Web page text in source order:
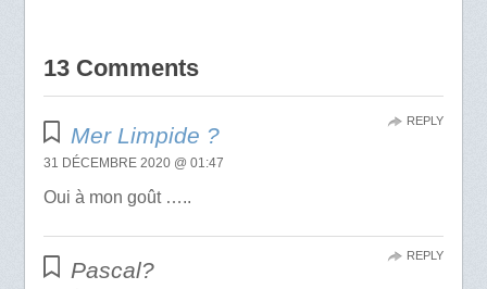
13 Comments
Mer Limpide ?
31 DÉCEMBRE 2020 @ 01:47
Oui à mon goût …..
REPLY
Pascal?
REPLY